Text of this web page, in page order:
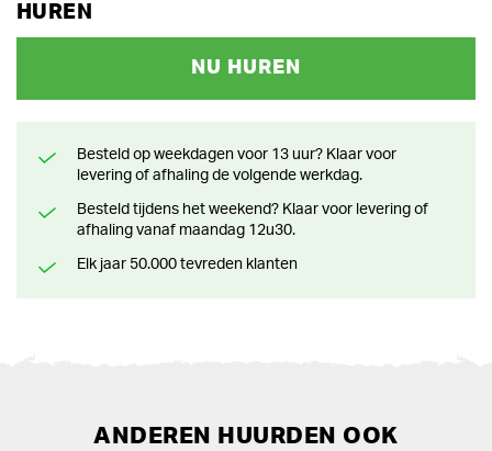
HUREN
NU HUREN
Besteld op weekdagen voor 13 uur? Klaar voor
levering of afhaling de volgende werkdag.
Besteld tijdens het weekend? Klaar voor levering of
afhaling vanaf maandag 12u30.
Elk jaar 50.000 tevreden klanten
ANDEREN HUURDEN OOK